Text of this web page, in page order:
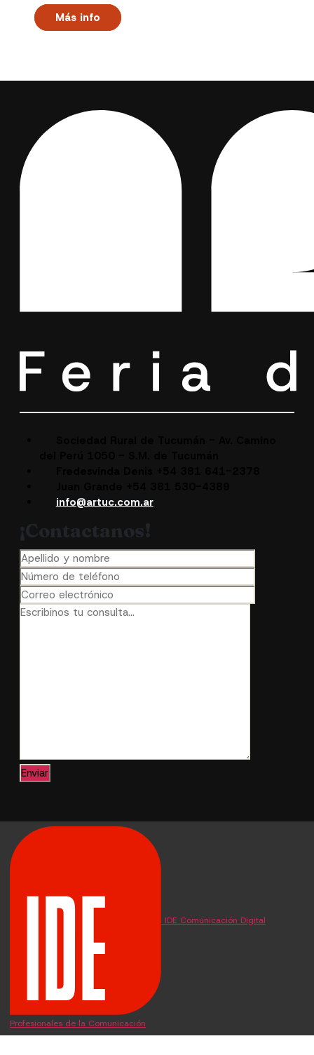
Más info
info@artuc.com.ar
¡Contactanos!
IDE Comunicación Digital
Profesionales de la Comunicación